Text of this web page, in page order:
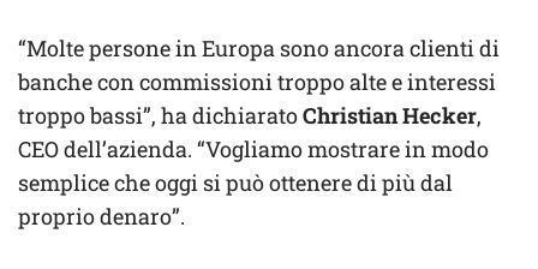
“Molte persone in Europa sono ancora clienti di
banche con commissioni troppo alte e interessi
troppo bassi”, ha dichiaratoChristian Hecker,
CEO dell’azienda. “Vogliamo mostrare in modo
semplice che oggi si può ottenere di più dal
proprio denaro”.